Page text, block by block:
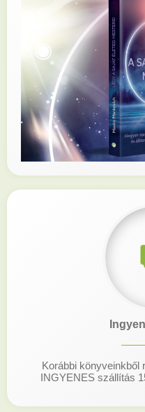
Korábbi könyveinkből
INGYENES szállítás